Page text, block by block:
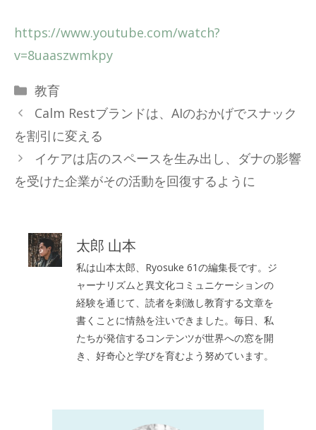
https://www.youtube.com/watch?
v=8uaaszwmkpy
カ
テ
リ
ー
教育
Calm Restブランドは、AIのおかげでスナック
を割引に変える
イケアは店のスペースを生み出し、ダナの影響
を受けた企業がその活動を回復するように
太郎 山本
私は山本太郎、Ryosuke 61の編集長です。ジ
ャーナリズムと異文化コミュニケーションの
経験を通じて、読者を刺激し教育する文章を
書くことに情熱を注いできました。毎日、私
たちが発信するコンテンツが世界への窓を開
き、好奇心と学びを育むよう努めています。